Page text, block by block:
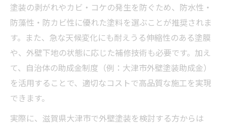
高耐久塗料で費用と美観を両立する工夫
外壁塗装の費用対効果を高める塗料選び
高耐久塗料で外壁塗装の美観を長持ちさせ
る
外壁塗装費用と耐久性を両立する方法
外壁塗装の美観と長寿命化の最新トレンド
塗装の剥がれやカビ・コケの発生を防ぐため、防水性・
防藻性・防カビ性に優れた塗料を選ぶことが推奨されま
す。また、急な天候変化にも耐えうる伸縮性のある塗膜
や、外壁下地の状態に応じた補修技術も必要です。加え
て、自治体の助成金制度（例：大津市外壁塗装助成金）
を活用することで、適切なコストで高品質な施工を実現
できます。
実際に、滋賀県大津市で外壁塗装を検討する方からは